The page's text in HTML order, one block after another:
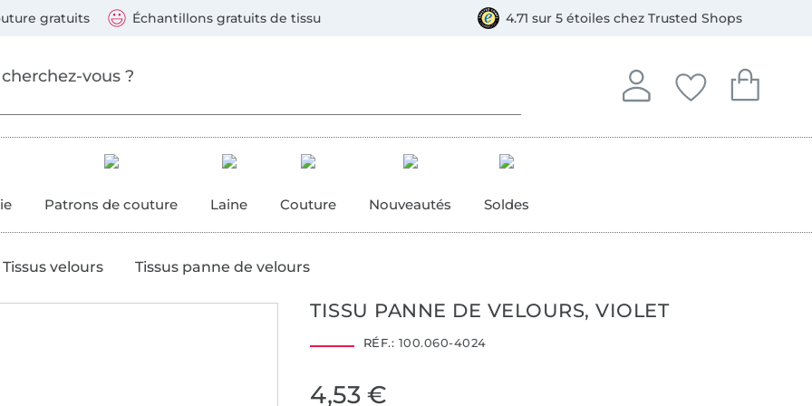
gratuits Échantillons gratuits de tissu 4.71 sur 5 étoiles chez Trusted Shops
Se connecter
Se connecter à votre
Mes favoris
Vous avez
Mon
Vous avez
Patrons de couture Laine Couture Nouveautés Soldes
Tissus velours Tissus panne de velours
TISSU PANNE DE VELOURS, VIOLET
RÉF.: 100.060-4024
4,53 €
suivants : Visa, Mastercard, Carte bleue, PayPal, Virement, Bancontact